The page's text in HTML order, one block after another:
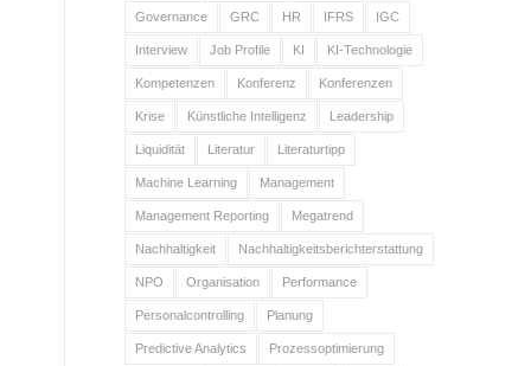
Governance GRC HR IFRS IGC
Interview Job Profile KI KI-Technologie
Kompetenzen Konferenz Konferenzen
Krise Künstliche Intelligenz Leadership
Liquidität Literatur Literaturtipp
Machine Learning Management
Management Reporting Megatrend
Nachhaltigkeit Nachhaltigkeitsberichterstattung
NPO Organisation Performance
Personalcontrolling Planung
Predictive Analytics Prozessoptimierung